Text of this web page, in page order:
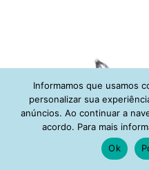
Informamos que usamos
personalizar sua
anúncios. Ao continuar a
acordo. Para mais
Ok